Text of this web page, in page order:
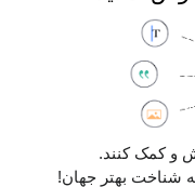
و کمک کنند.
شناخت بهتر جهان!